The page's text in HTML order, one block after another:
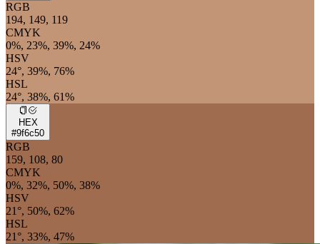
RGB
194, 149, 119
CMYK
0%, 23%, 39%, 24%
HSV
24°, 39%, 76%
HSL
24°, 38%, 61%
HEX
#9f6c50
RGB
159, 108, 80
CMYK
0%, 32%, 50%, 38%
HSV
21°, 50%, 62%
HSL
21°, 33%, 47%